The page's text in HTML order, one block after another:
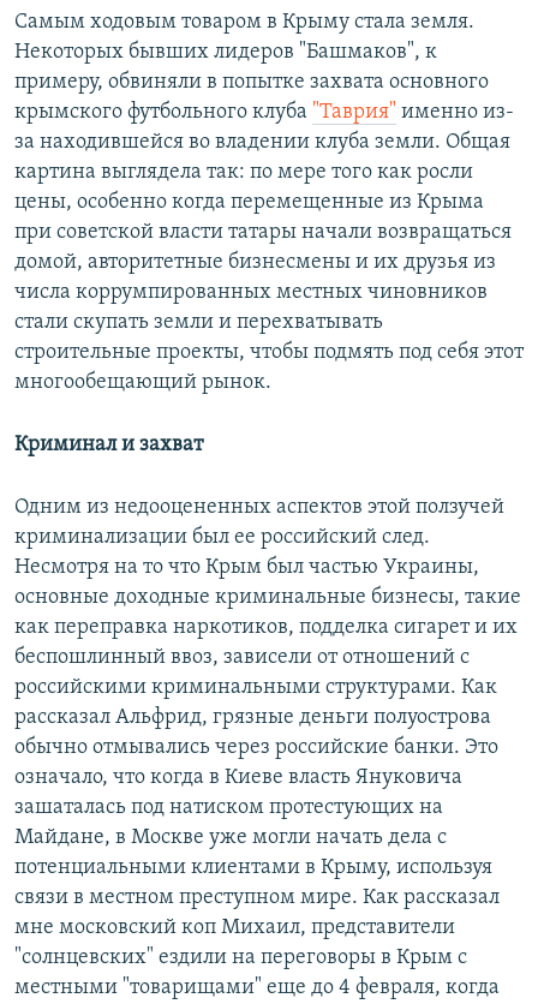
Самым ходовым товаром в Крыму стала земля.
Некоторых бывших лидеров "Башмаков", к
примеру, обвиняли в попытке захвата основного
крымского футбольного клуба "Таврия" именно из-
за находившейся во владении клуба земли. Общая
картина выглядела так: по мере того как росли
цены, особенно когда перемещенные из Крыма
при советской власти татары начали возвращаться
домой, авторитетные бизнесмены и их друзья из
числа коррумпированных местных чиновников
стали скупать земли и перехватывать
строительные проекты, чтобы подмять под себя этот
многообещающий рынок.
Криминал и захват
Одним из недооцененных аспектов этой ползучей
криминализации был ее российский след.
Несмотря на то что Крым был частью Украины,
основные доходные криминальные бизнесы, такие
как переправка наркотиков, подделка сигарет и их
беспошлинный ввоз, зависели от отношений с
российскими криминальными структурами. Как
рассказал Альфрид, грязные деньги полуострова
обычно отмывались через российские банки. Это
означало, что когда в Киеве власть Януковича
зашаталась под натиском протестующих на
Майдане, в Москве уже могли начать дела с
потенциальными клиентами в Крыму, используя
связи в местном преступном мире. Как рассказал
мне московский коп Михаил, представители
"солнцевских" ездили на переговоры в Крым с
местными "товарищами" еще до 4 февраля, когда